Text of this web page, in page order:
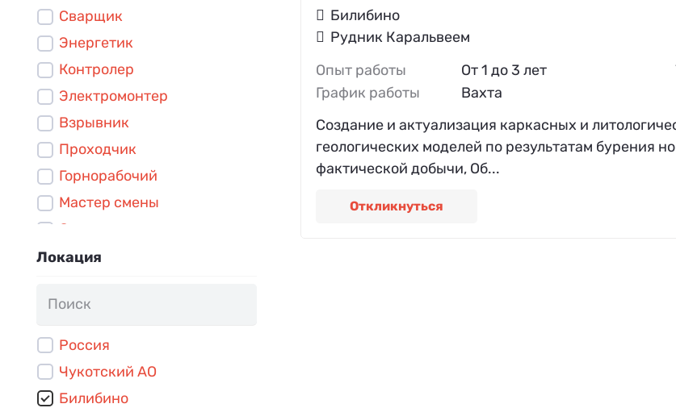
Сварщик
Энергетик
Контролер
Электромонтер
Взрывник
Проходчик
Горнорабочий
Мастер смены
Слесарь-ремонтник
Слесарь КИПиА
Участковый геолог
Инженер-геолог
Геолог-модельер
Диспетчер
Локация
Россия
Чукотский АО
Билибино
Билибино
Рудник Каральвеем
Опыт работы
От 1 до 3 лет
График работы
Вахта
Создание и актуализация каркасных и
геологических моделей по результатам бурения
фактической добычи, Об...
Откликнуться